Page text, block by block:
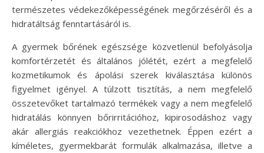
természetes védekezőképességének megőrzéséről és a
hidratáltság fenntartásáról is.
A gyermek bőrének egészsége közvetlenül befolyásolja
komfortérzetét és általános jólétét, ezért a megfelelő
kozmetikumok és ápolási szerek kiválasztása különös
figyelmet igényel. A túlzott tisztítás, a nem megfelelő
összetevőket tartalmazó termékek vagy a nem megfelelő
hidratálás könnyen bőrirritációhoz, kipirosodáshoz vagy
akár allergiás reakciókhoz vezethetnek. Éppen ezért a
kíméletes, gyermekbarát formulák alkalmazása, illetve a